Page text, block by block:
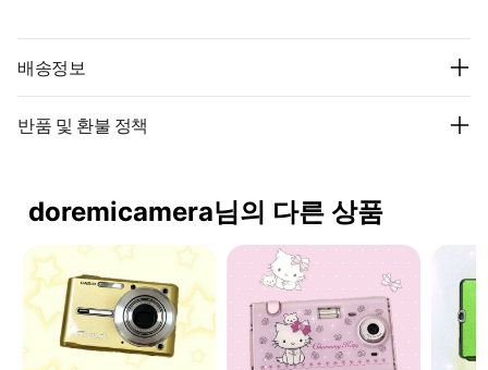
배송정보
반품 및 환불 정책
doremicamera님의 다른 상품